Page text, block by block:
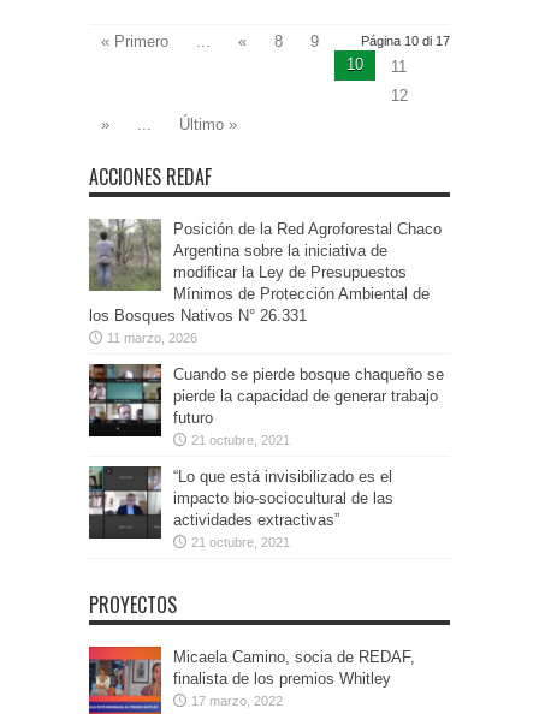
Página 10 di 17
« Primero « 8
9
10
11
12
»
Último »
ACCIONES REDAF
Posición de la Red Agroforestal Chaco
Argentina sobre la iniciativa de
modificar la Ley de Presupuestos
Mínimos de Protección Ambiental de
los Bosques Nativos N° 26.331
11 marzo, 2026
Cuando se pierde bosque chaqueño se
pierde la capacidad de generar trabajo
futuro
21 octubre, 2021
“Lo que está invisibilizado es el
impacto bio-sociocultural de las
actividades extractivas”
21 octubre, 2021
PROYECTOS
Micaela Camino, socia de REDAF,
finalista de los premios Whitley
17 marzo, 2022